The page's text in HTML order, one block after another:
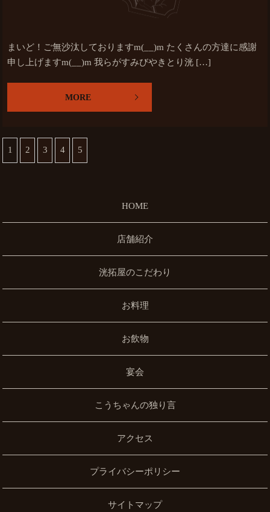
まいど！ご無沙汰しておりますm(__)m たくさんの方達に感謝
申し上げますm(__)m 我らがすみびやきとり洸 […]
MORE
1 2 3 4 5
HOME
店舗紹介
洸拓屋のこだわり
お料理
お飲物
宴会
こうちゃんの独り言
アクセス
プライバシーポリシー
サイトマップ